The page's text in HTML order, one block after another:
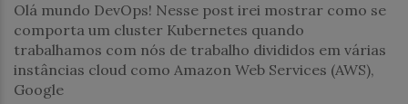
Olá mundo DevOps! Nesse post irei mostrar como se
comporta um cluster Kubernetes quando
trabalhamos com nós de trabalho divididos em várias
instâncias cloud como Amazon Web Services (AWS),
Google